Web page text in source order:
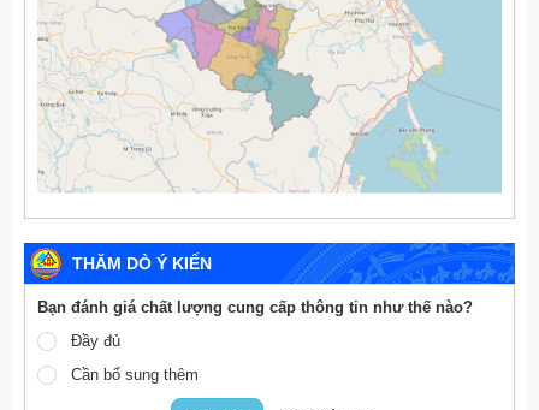
THĂM DÒ Ý KIẾN
Bạn đánh giá chất lượng cung cấp thông tin như thế nào?
Đầy đủ
Cần bổ sung thêm